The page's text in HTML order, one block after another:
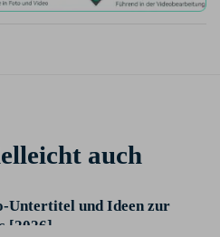
auch
Untertitel und Ideen zur
[2026]